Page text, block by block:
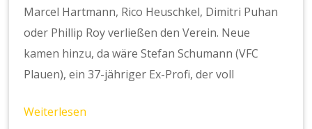
Marcel Hartmann, Rico Heuschkel, Dimitri Puhan
oder Phillip Roy verließen den Verein. Neue
kamen hinzu, da wäre Stefan Schumann (VFC
Plauen), ein 37-jähriger Ex-Profi, der voll
Weiterlesen